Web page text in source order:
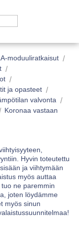
moduuliratkaisut
ja opasteet
valvonta
Koronaa vastaan
Hyvin toteutettu
ja viihtymään
myös auttaa
ne paremmin
joten löydämme
myös sinun